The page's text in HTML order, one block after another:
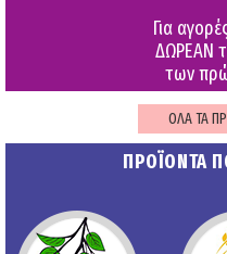
Για
ΔΩΡΕΑΝ
των
ΟΛΑ ΤΑ
ΠΡΟΪΟΝΤΑ